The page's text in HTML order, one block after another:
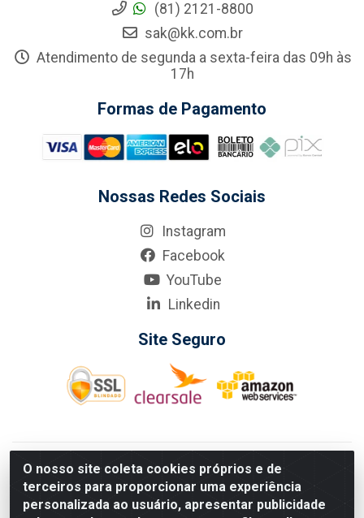
O nosso site coleta cookies próprios e de
terceiros para proporcionar uma experiência
personalizada ao usuário, apresentar publicidade
(81) 2121-8800
sak@kk.com.br
Atendimento de segunda a sexta-feira das 09h às
17h
Formas de Pagamento
Nossas Redes Sociais
Instagram
Facebook
YouTube
Linkedin
Site Seguro
KarneKeijo Logistica Integrada LTDA - Rod. Br-101 Sul, nº3700
- Barro, Recife/PE, 50900-400 CNPJ: 24.150.377/0001-95
Estados atendidos pela KarneKeijo: PE, PB e RN.